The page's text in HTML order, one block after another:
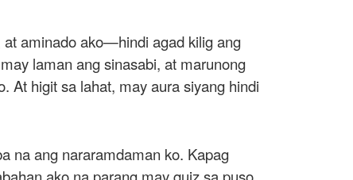
at aminado ako—hindi agad kilig ang
laman ang sinasabi, at marunong
At higit sa lahat, may aura siyang hindi
na ang nararamdaman ko. Kapag
ako na parang may quiz sa puso